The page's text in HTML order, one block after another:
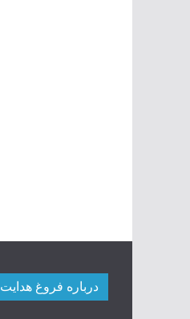
درباره فروغ هدایت